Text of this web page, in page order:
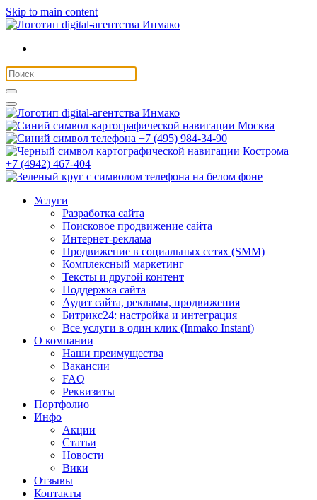
Skip to main content
Москва
+7 (495) 984-34-90
Кострома
+7 (4942) 467-404
Услуги
Разработка сайта
Поисковое продвижение сайта
Интернет-реклама
Продвижение в социальных сетях (SMM)
Комплексный маркетинг
Тексты и другой контент
Поддержка сайта
Аудит сайта, рекламы, продвижения
Битрикс24: настройка и интеграция
Все услуги в один клик (Inmako Instant)
О компании
Наши преимущества
Вакансии
FAQ
Реквизиты
Портфолио
Инфо
Акции
Статьи
Новости
Вики
Отзывы
Контакты